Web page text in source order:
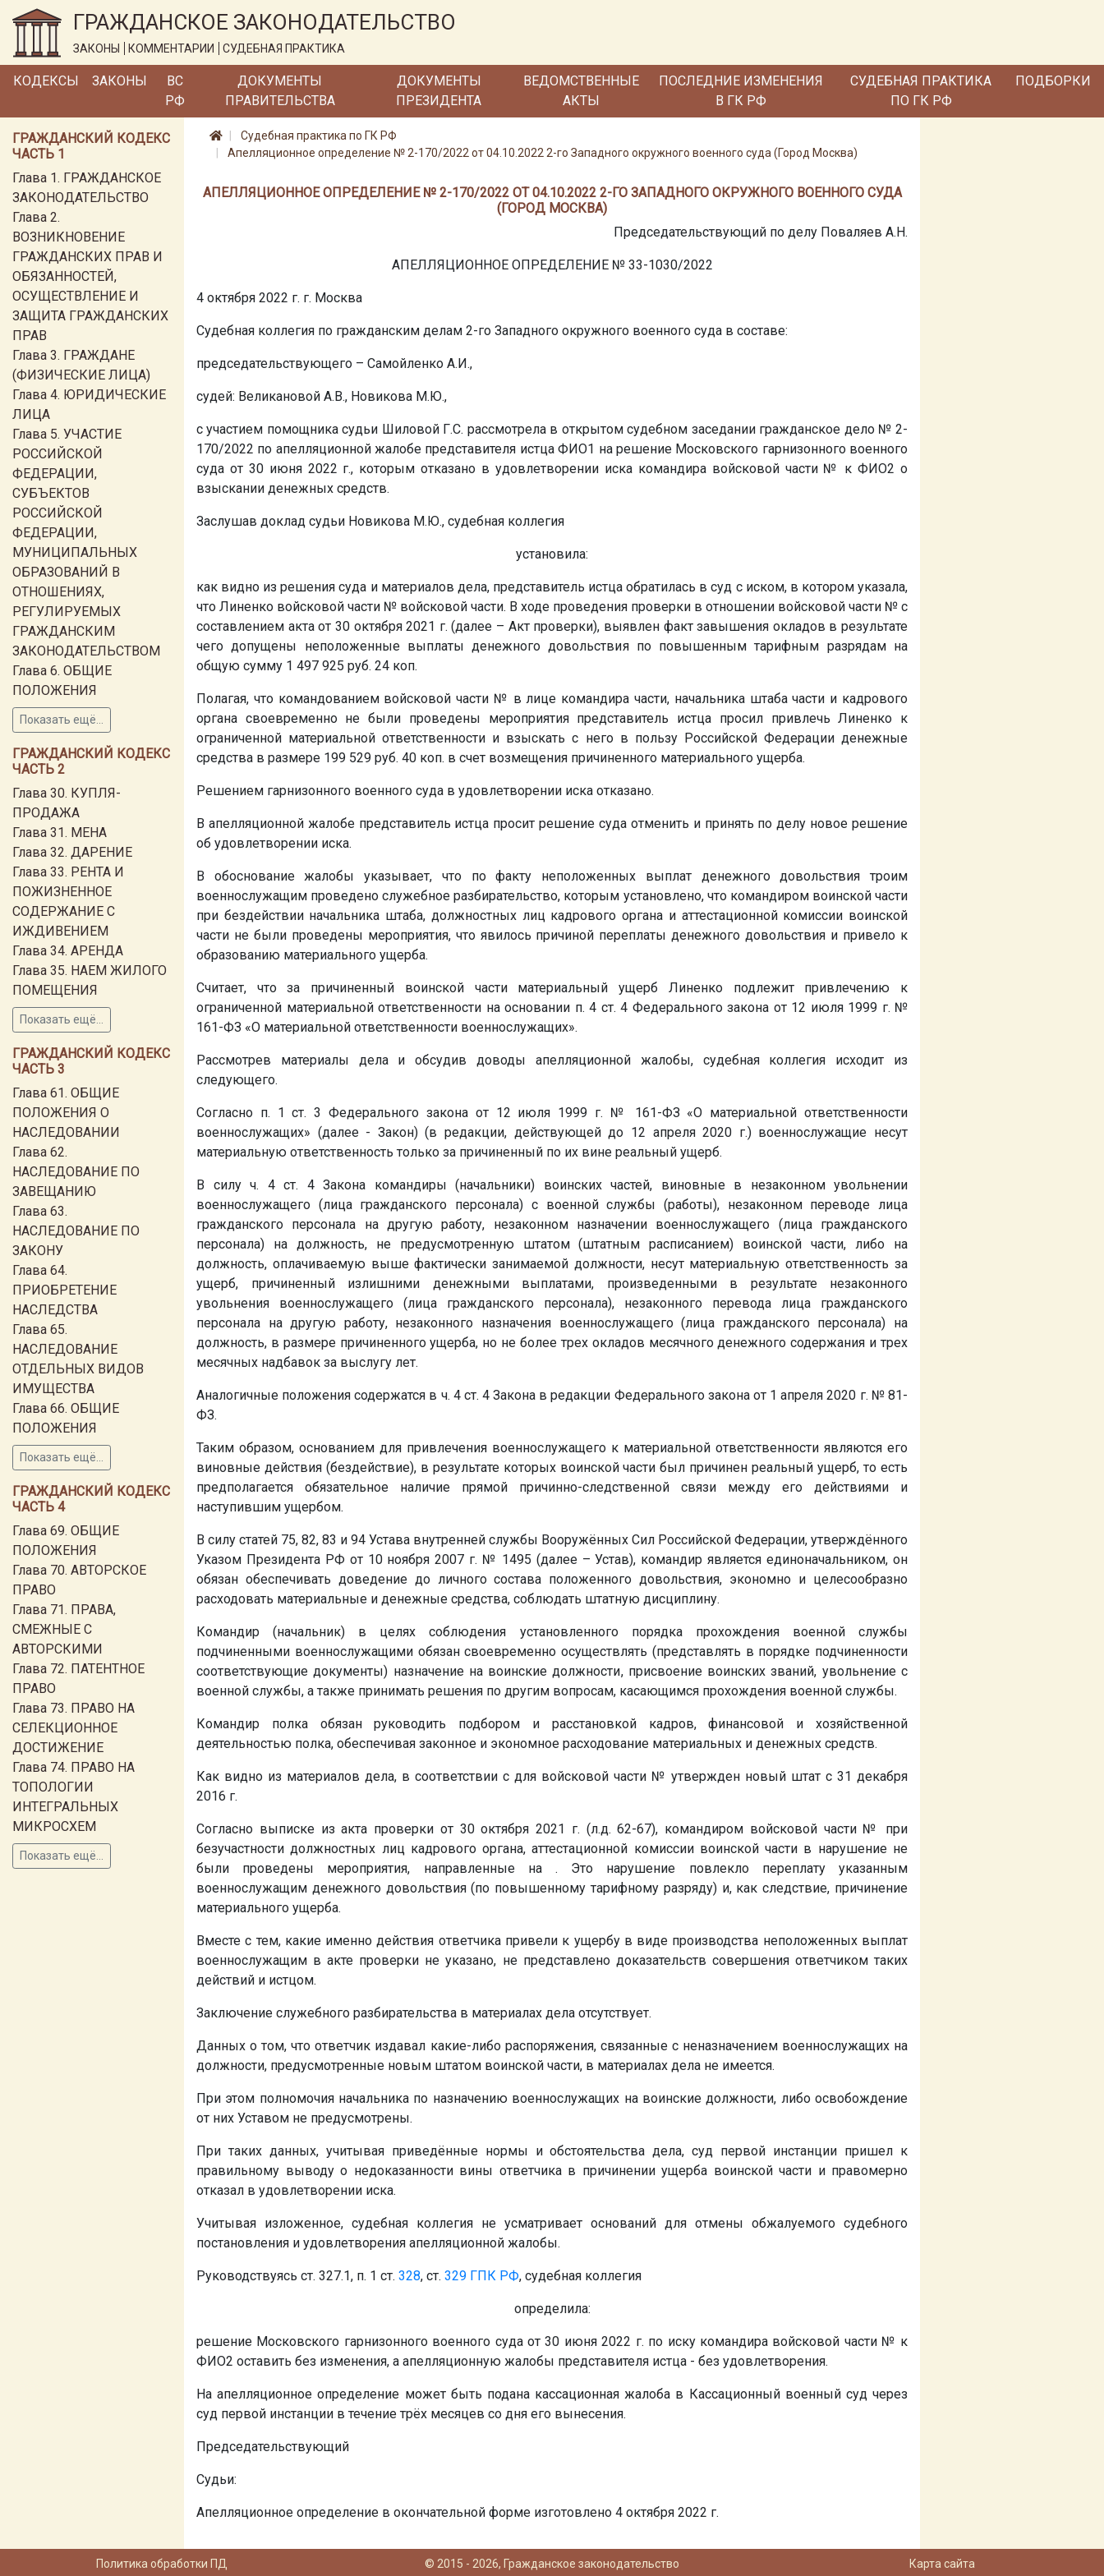
ГРАЖДАНСКОЕ ЗАКОНОДАТЕЛЬСТВО
ЗАКОНЫ КОММЕНТАРИИ СУДЕБНАЯ ПРАКТИКА
КОДЕКСЫ ЗАКОНЫ
ВС
РФ
ДОКУМЕНТЫ
ПРАВИТЕЛЬСТВА
ДОКУМЕНТЫ
ПРЕЗИДЕНТА
ВЕДОМСТВЕННЫЕ
АКТЫ
ПОСЛЕДНИЕ ИЗМЕНЕНИЯ
В ГК РФ
СУДЕБНАЯ ПРАКТИКА
ПО ГК РФ
ПОДБОРКИ
ГРАЖДАНСКИЙ КОДЕКС
ЧАСТЬ 1
Глава 1. ГРАЖДАНСКОЕ
ЗАКОНОДАТЕЛЬСТВО
Глава 2.
ВОЗНИКНОВЕНИЕ
ГРАЖДАНСКИХ ПРАВ И
ОБЯЗАННОСТЕЙ,
ОСУЩЕСТВЛЕНИЕ И
ЗАЩИТА ГРАЖДАНСКИХ
ПРАВ
Глава 3. ГРАЖДАНЕ
(ФИЗИЧЕСКИЕ ЛИЦА)
Глава 4. ЮРИДИЧЕСКИЕ
ЛИЦА
Глава 5. УЧАСТИЕ
РОССИЙСКОЙ
ФЕДЕРАЦИИ,
СУБЪЕКТОВ
РОССИЙСКОЙ
ФЕДЕРАЦИИ,
МУНИЦИПАЛЬНЫХ
ОБРАЗОВАНИЙ В
ОТНОШЕНИЯХ,
РЕГУЛИРУЕМЫХ
ГРАЖДАНСКИМ
ЗАКОНОДАТЕЛЬСТВОМ
Глава 6. ОБЩИЕ
ПОЛОЖЕНИЯ
Показать ещё...
ГРАЖДАНСКИЙ КОДЕКС
ЧАСТЬ 2
Глава 30. КУПЛЯ-
ПРОДАЖА
Глава 31. МЕНА
Глава 32. ДАРЕНИЕ
Глава 33. РЕНТА И
ПОЖИЗНЕННОЕ
СОДЕРЖАНИЕ С
ИЖДИВЕНИЕМ
Глава 34. АРЕНДА
Глава 35. НАЕМ ЖИЛОГО
ПОМЕЩЕНИЯ
Показать ещё...
ГРАЖДАНСКИЙ КОДЕКС
ЧАСТЬ 3
Глава 61. ОБЩИЕ
ПОЛОЖЕНИЯ О
НАСЛЕДОВАНИИ
Глава 62.
НАСЛЕДОВАНИЕ ПО
ЗАВЕЩАНИЮ
Глава 63.
НАСЛЕДОВАНИЕ ПО
ЗАКОНУ
Глава 64.
ПРИОБРЕТЕНИЕ
НАСЛЕДСТВА
Глава 65.
НАСЛЕДОВАНИЕ
ОТДЕЛЬНЫХ ВИДОВ
ИМУЩЕСТВА
Глава 66. ОБЩИЕ
ПОЛОЖЕНИЯ
Показать ещё...
ГРАЖДАНСКИЙ КОДЕКС
ЧАСТЬ 4
Глава 69. ОБЩИЕ
ПОЛОЖЕНИЯ
Глава 70. АВТОРСКОЕ
ПРАВО
Глава 71. ПРАВА,
СМЕЖНЫЕ С
АВТОРСКИМИ
Глава 72. ПАТЕНТНОЕ
ПРАВО
Глава 73. ПРАВО НА
СЕЛЕКЦИОННОЕ
ДОСТИЖЕНИЕ
Глава 74. ПРАВО НА
ТОПОЛОГИИ
ИНТЕГРАЛЬНЫХ
МИКРОСХЕМ
Показать ещё...
Судебная практика по ГК РФ
Апелляционное определение № 2-170/2022 от 04.10.2022 2-го Западного окружного военного суда (Город Москва)
АПЕЛЛЯЦИОННОЕ ОПРЕДЕЛЕНИЕ № 2-170/2022 ОТ 04.10.2022 2-ГО ЗАПАДНОГО ОКРУЖНОГО ВОЕННОГО СУДА
(ГОРОД МОСКВА)
Председательствующий по делу Поваляев А.Н.
АПЕЛЛЯЦИОННОЕ ОПРЕДЕЛЕНИЕ № 33-1030/2022
4 октября 2022 г. г. Москва
Судебная коллегия по гражданским делам 2-го Западного окружного военного суда в составе:
председательствующего – Самойленко А.И.,
судей: Великановой А.В., Новикова М.Ю.,
с участием помощника судьи Шиловой Г.С. рассмотрела в открытом судебном заседании гражданское дело № 2-
170/2022 по апелляционной жалобе представителя истца ФИО1 на решение Московского гарнизонного военного
суда от 30 июня 2022 г., которым отказано в удовлетворении иска командира войсковой части № к ФИО2 о
взыскании денежных средств.
Заслушав доклад судьи Новикова М.Ю., судебная коллегия
установила:
как видно из решения суда и материалов дела, представитель истца обратилась в суд с иском, в котором указала,
что Линенко войсковой части № войсковой части. В ходе проведения проверки в отношении войсковой части № с
составлением акта от 30 октября 2021 г. (далее – Акт проверки), выявлен факт завышения окладов в результате
чего допущены неположенные выплаты денежного довольствия по повышенным тарифным разрядам на
общую сумму 1 497 925 руб. 24 коп.
Полагая, что командованием войсковой части № в лице командира части, начальника штаба части и кадрового
органа своевременно не были проведены мероприятия представитель истца просил привлечь Линенко к
ограниченной материальной ответственности и взыскать с него в пользу Российской Федерации денежные
средства в размере 199 529 руб. 40 коп. в счет возмещения причиненного материального ущерба.
Решением гарнизонного военного суда в удовлетворении иска отказано.
В апелляционной жалобе представитель истца просит решение суда отменить и принять по делу новое решение
об удовлетворении иска.
В обоснование жалобы указывает, что по факту неположенных выплат денежного довольствия троим
военнослужащим проведено служебное разбирательство, которым установлено, что командиром воинской части
при бездействии начальника штаба, должностных лиц кадрового органа и аттестационной комиссии воинской
части не были проведены мероприятия, что явилось причиной переплаты денежного довольствия и привело к
образованию материального ущерба.
Считает, что за причиненный воинской части материальный ущерб Линенко подлежит привлечению к
ограниченной материальной ответственности на основании п. 4 ст. 4 Федерального закона от 12 июля 1999 г. №
161-ФЗ «О материальной ответственности военнослужащих».
Рассмотрев материалы дела и обсудив доводы апелляционной жалобы, судебная коллегия исходит из
следующего.
Согласно п. 1 ст. 3 Федерального закона от 12 июля 1999 г. № 161-ФЗ «О материальной ответственности
военнослужащих» (далее - Закон) (в редакции, действующей до 12 апреля 2020 г.) военнослужащие несут
материальную ответственность только за причиненный по их вине реальный ущерб.
В силу ч. 4 ст. 4 Закона командиры (начальники) воинских частей, виновные в незаконном увольнении
военнослужащего (лица гражданского персонала) с военной службы (работы), незаконном переводе лица
гражданского персонала на другую работу, незаконном назначении военнослужащего (лица гражданского
персонала) на должность, не предусмотренную штатом (штатным расписанием) воинской части, либо на
должность, оплачиваемую выше фактически занимаемой должности, несут материальную ответственность за
ущерб, причиненный излишними денежными выплатами, произведенными в результате незаконного
увольнения военнослужащего (лица гражданского персонала), незаконного перевода лица гражданского
персонала на другую работу, незаконного назначения военнослужащего (лица гражданского персонала) на
должность, в размере причиненного ущерба, но не более трех окладов месячного денежного содержания и трех
месячных надбавок за выслугу лет.
Аналогичные положения содержатся в ч. 4 ст. 4 Закона в редакции Федерального закона от 1 апреля 2020 г. № 81-
ФЗ.
Таким образом, основанием для привлечения военнослужащего к материальной ответственности являются его
виновные действия (бездействие), в результате которых воинской части был причинен реальный ущерб, то есть
предполагается обязательное наличие прямой причинно-следственной связи между его действиями и
наступившим ущербом.
В силу статей 75, 82, 83 и 94 Устава внутренней службы Вооружённых Сил Российской Федерации, утверждённого
Указом Президента РФ от 10 ноября 2007 г. № 1495 (далее – Устав), командир является единоначальником, он
обязан обеспечивать доведение до личного состава положенного довольствия, экономно и целесообразно
расходовать материальные и денежные средства, соблюдать штатную дисциплину.
Командир (начальник) в целях соблюдения установленного порядка прохождения военной службы
подчиненными военнослужащими обязан своевременно осуществлять (представлять в порядке подчиненности
соответствующие документы) назначение на воинские должности, присвоение воинских званий, увольнение с
военной службы, а также принимать решения по другим вопросам, касающимся прохождения военной службы.
Командир полка обязан руководить подбором и расстановкой кадров, финансовой и хозяйственной
деятельностью полка, обеспечивая законное и экономное расходование материальных и денежных средств.
Как видно из материалов дела, в соответствии с для войсковой части № утвержден новый штат с 31 декабря
2016 г.
Согласно выписке из акта проверки от 30 октября 2021 г. (л.д. 62-67), командиром войсковой части №
при
безучастности должностных лиц кадрового органа, аттестационной комиссии воинской части в нарушение не
были проведены мероприятия, направленные на . Это нарушение повлекло переплату указанным
военнослужащим денежного довольствия (по повышенному тарифному разряду) и, как следствие, причинение
материального ущерба.
Вместе с тем, какие именно действия ответчика привели к ущербу в виде производства неположенных выплат
военнослужащим в акте проверки не указано, не представлено доказательств совершения ответчиком таких
действий и истцом.
Заключение служебного разбирательства в материалах дела отсутствует.
Данных о том, что ответчик издавал какие-либо распоряжения, связанные с неназначением военнослужащих на
должности, предусмотренные новым штатом воинской части, в материалах дела не имеется.
При этом полномочия начальника по назначению военнослужащих на воинские должности, либо освобождение
от них Уставом не предусмотрены.
При таких данных, учитывая приведённые нормы и обстоятельства дела, суд первой инстанции пришел к
правильному выводу о недоказанности вины ответчика в причинении ущерба воинской части и правомерно
отказал в удовлетворении иска.
Учитывая изложенное, судебная коллегия не усматривает оснований для отмены обжалуемого судебного
постановления и удовлетворения апелляционной жалобы.
Руководствуясь ст. 327.1, п. 1 ст. 328, ст. 329 ГПК РФ, судебная коллегия
определила:
решение Московского гарнизонного военного суда от 30 июня 2022 г. по иску командира войсковой части № к
ФИО2 оставить без изменения, а апелляционную жалобы представителя истца - без удовлетворения.
На апелляционное определение может быть подана кассационная жалоба в Кассационный военный суд через
суд первой инстанции в течение трёх месяцев со дня его вынесения.
Председательствующий
Судьи:
Апелляционное определение в окончательной форме изготовлено 4 октября 2022 г.
Политика обработки ПД © 2015 - 2026, Гражданское законодательство Карта сайта